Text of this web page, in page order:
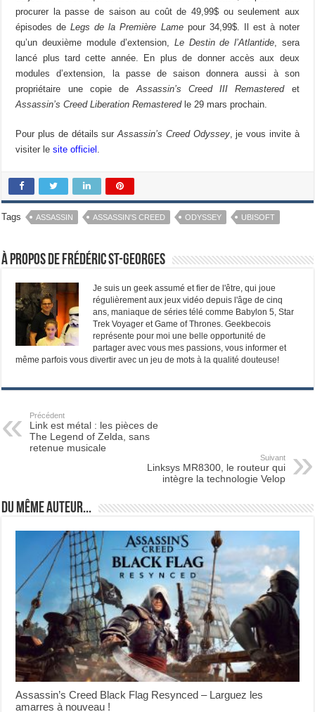
procurer la passe de saison au coût de 49,99$ ou seulement aux
épisodes deLegs de la Première Lamepour 34,99$. Il est à noter
qu’un deuxième module d’extension, Le Destin de l’Atlantide, sera
lancé plus tard cette année. En plus de donner accès aux deux
modules d’extension, la passe de saison donnera aussi à son
propriétaire une copie deAssassin’s Creed III Remasteredet
Assassin’s Creed Liberation Remasteredle 29 mars prochain.
Pour plus de détails surAssassin’s Creed Odyssey, je vous invite à
visiter lesite officiel .
Tags ASSASSIN ASSASSIN'S CREED ODYSSEY UBISOFT
À propos de Frédéric St-Georges
Je suis un geek assumé et fier de l'être, qui joue
régulièrement aux jeux vidéo depuis l'âge de cinq
ans, maniaque de séries télé comme Babylon 5, Star
Trek Voyager et Game of Thrones. Geekbecois
représente pour moi une belle opportunité de
partager avec vous mes passions, vous informer et
même parfois vous divertir avec un jeu de mots à la qualité douteuse!
Précédent
Link est métal : les pièces de
The Legend of Zelda, sans
retenue musicale
Suivant
Linksys MR8300, le routeur qui
intègre la technologie Velop
Du même auteur...
Assassin’s Creed Black Flag Resynced – Larguez les
amarres à nouveau !